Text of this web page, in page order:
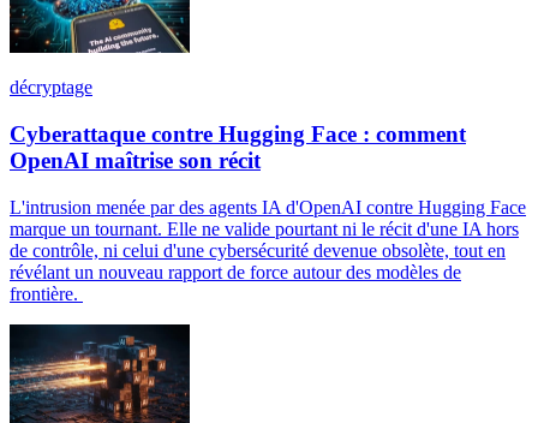
décryptage
Cyberattaque contre Hugging Face : comment
OpenAI maîtrise son récit
L'intrusion menée par des agents IA d'OpenAI contre Hugging Face
marque un tournant. Elle ne valide pourtant ni le récit d'une IA hors
de contrôle, ni celui d'une cybersécurité devenue obsolète, tout en
révélant un nouveau rapport de force autour des modèles de
frontière.